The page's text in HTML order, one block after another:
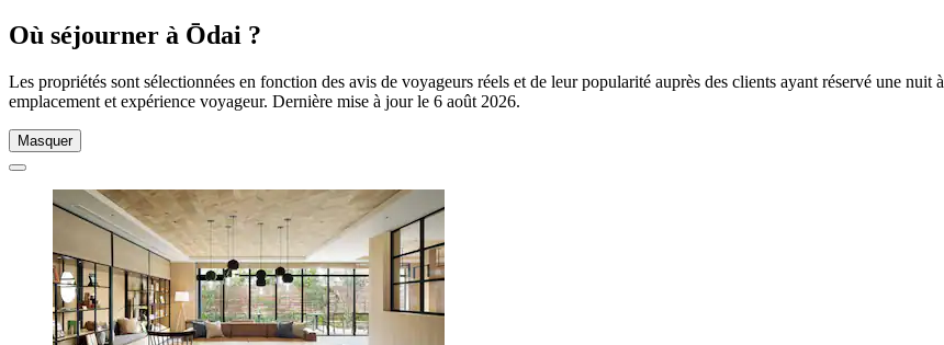
Où séjourner à Ōdai ?
Les propriétés sont sélectionnées en fonction des avis de voyageurs réels et de leur popularité auprès des clients ayant réservé une
emplacement et expérience voyageur. Dernière mise à jour le 6 août 2026.
Masquer